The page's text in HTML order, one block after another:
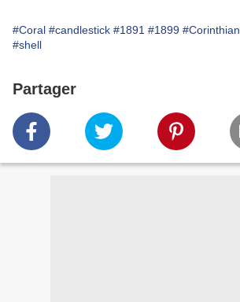
#Coral #candlestick #1891 #1899 #Corinthian
#shell
Partager